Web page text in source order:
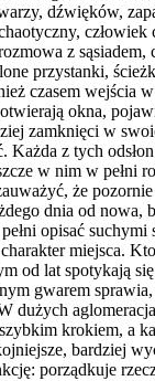
dźwięków,
z
przystanki,
czasem wejścia
okna,
zamknięci w
Każda z tych
w nim w pełni
że
dnia od nowa,
opisać
miejsca.
od lat spotykają
gwarem
dużych
krokiem, a
bardziej
porządkuje